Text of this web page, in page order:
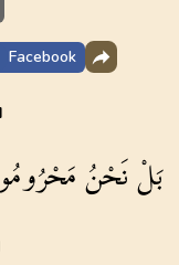
Facebook
بَلْنَحْنُ